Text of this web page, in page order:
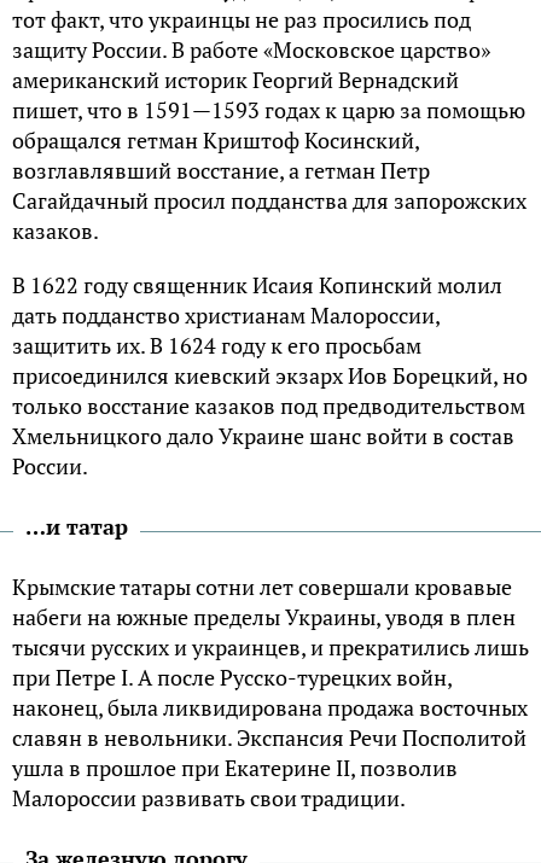
тот факт, что украинцы не раз просились под
защиту России. В работе «Московское царство»
американский историк Георгий Вернадский
пишет, что в 1591—1593 годах к царю за помощью
обращался гетман Криштоф Косинский,
возглавлявший восстание, а гетман Петр
Сагайдачный просил подданства для запорожских
казаков.
В 1622 году священник Исаия Копинский молил
дать подданство христианам Малороссии,
защитить их. В 1624 году к его просьбам
присоединился киевский экзарх Иов Борецкий, но
только восстание казаков под предводительством
Хмельницкого дало Украине шанс войти в состав
России.
…и татар
Крымские татары сотни лет совершали кровавые
набеги на южные пределы Украины, уводя в плен
тысячи русских и украинцев, и прекратились лишь
при Петре I. А после Русско-турецких войн,
наконец, была ликвидирована продажа восточных
славян в невольники. Экспансия Речи Посполитой
ушла в прошлое при Екатерине II, позволив
Малороcсии развивать свои традиции.